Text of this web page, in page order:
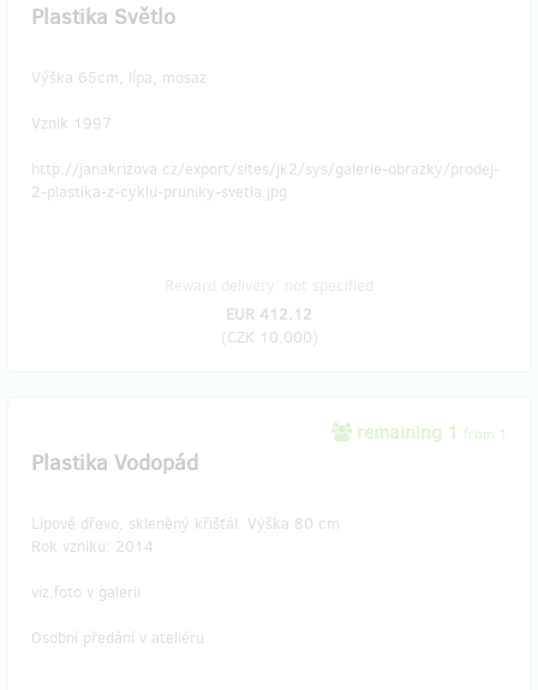
Plastika Světlo
Výška 65cm, lípa, mosaz
Vznik 1997
http://janakrizova.cz/export/sites/jk2/sys/galerie-obrazky/prodej-
2-plastika-z-cyklu-pruniky-svetla.jpg
EUR 412.12
(CZK 10,000)
remaining 1 from 1
Plastika Vodopád
Lipové dřevo, skleněný křišťál. Výška 80 cm
Rok vzniku: 2014
viz.foto v galerii
Osobní předání v ateliéru